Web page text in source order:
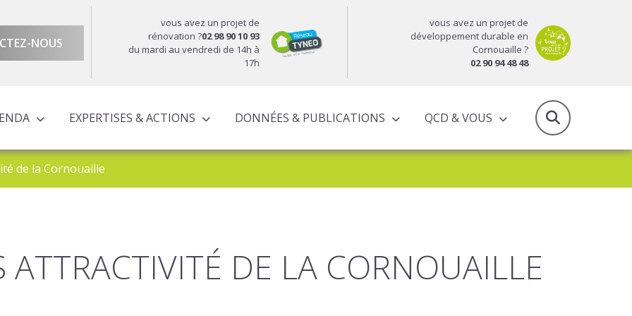
NOUS
vous avez un projet de
rénovation ?02 98 90 10 93
du mardi au vendredi de 14h à
17h
vous avez un projet de
développement durable en
Cornouaille ?
02 90 94 48 48
EXPERTISES & ACTIONS DONNÉES & PUBLICATIONS QCD & VOUS
de la Cornouaille
ATTRACTIVITÉ DE LA CORNOUAILLE